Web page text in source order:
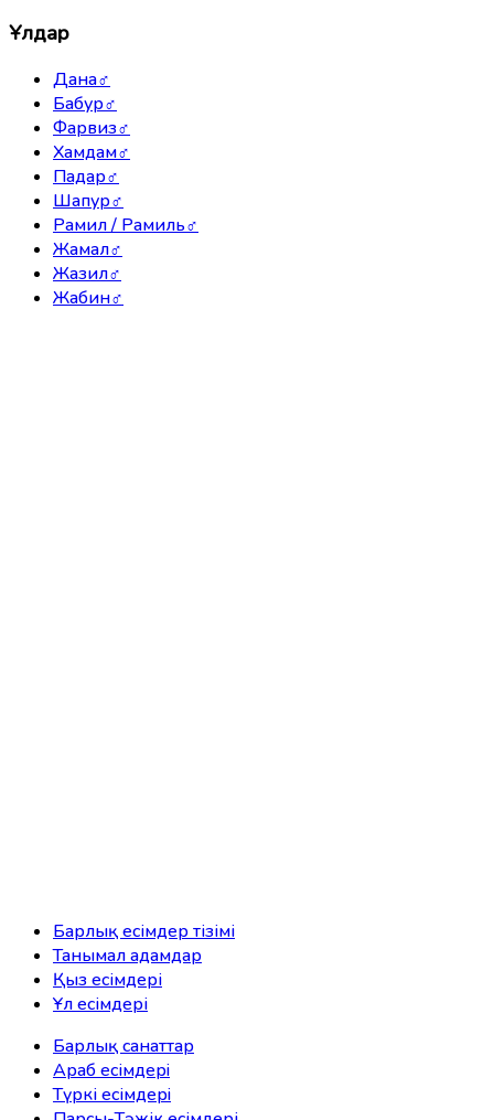
Ұлдар
Дана♂
Бабур♂
Фарвиз♂
Хамдам♂
Падар♂
Шапур♂
Рамил / Рамиль♂
Жамал♂
Жазил♂
Жабин♂
Барлық есімдер тізімі
Танымал адамдар
Қыз есімдері
Ұл есімдері
Барлық санаттар
Араб есімдерi
Түркі есімдерi